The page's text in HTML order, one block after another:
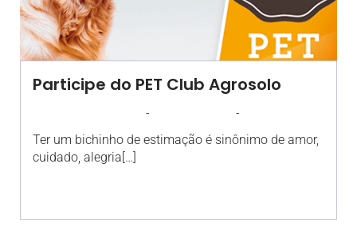
Participe do PET Club Agrosolo
- -
Ter um bichinho de estimação é sinônimo de amor,
cuidado, alegria[…]